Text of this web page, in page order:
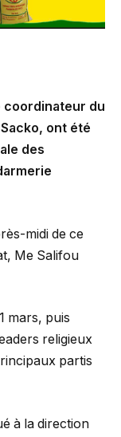
coordinateur du
ont été
des
midi de ce
Me Salifou
mars, puis
religieux
partis
à la direction